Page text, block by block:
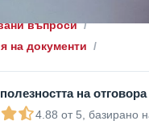
въпроси
на документи
на отговора
4.88 от 5, базирано